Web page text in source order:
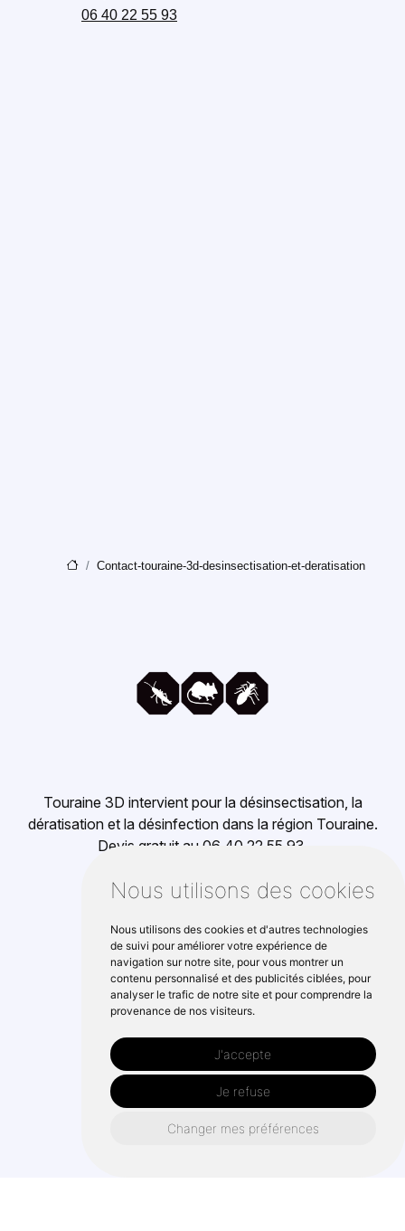
Nous utilisons des cookies
Nous utilisons des cookies et d'autres technologies
de suivi pour améliorer votre expérience de
navigation sur notre site, pour vous montrer un
contenu personnalisé et des publicités ciblées, pour
analyser le trafic de notre site et pour comprendre la
provenance de nos visiteurs.
J'accepte
Je refuse
Changer mes préférences
06 40 22 55 93
Contact-touraine-3d-desinsectisation-et-deratisation
Touraine 3D intervient pour la désinsectisation, la
dératisation et la désinfection dans la région Touraine.
Devis gratuit au 06 40 22 55 93.
Réseaux Sociaux
Nos Coordonnées
3 Rue Jean Mermoz 37390 La
Membrolle-sur-Choisille
06 40 22 55 93